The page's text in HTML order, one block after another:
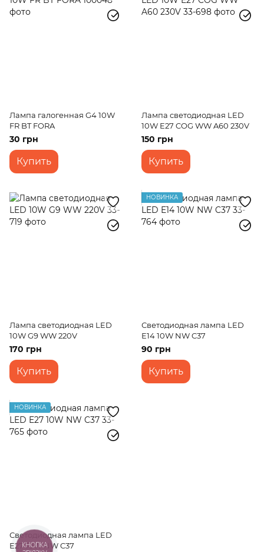
Лампа галогенная G4 10W
FR BT FORA
30 грн
Купить
Лампа светодиодная LED
10W E27 COG WW A60 230V
150 грн
Купить
Лампа светодиодная LED
10W G9 WW 220V
170 грн
Купить
НОВИНКА
Светодиодная лампа LED
E14 10W NW C37
90 грн
Купить
НОВИНКА
Светодиодная лампа LED
E27 10W NW C37
КНОПКА